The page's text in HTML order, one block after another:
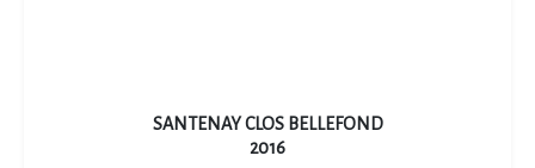
SANTENAY CLOS BELLEFOND
2016